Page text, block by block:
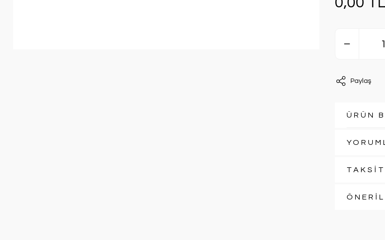
Paylaş
ÜRÜN
TAKSİT